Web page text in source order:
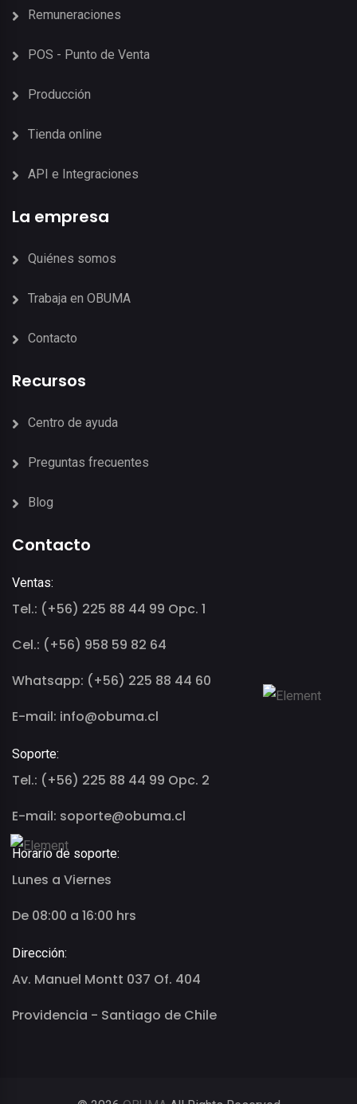
Remuneraciones
POS - Punto de Venta
Producción
Tienda online
API e Integraciones
La empresa
Quiénes somos
Trabaja en OBUMA
Contacto
Recursos
Centro de ayuda
Preguntas frecuentes
Blog
Contacto
Ventas:
Tel.: (+56) 225 88 44 99 Opc. 1
Cel.: (+56) 958 59 82 64
Whatsapp: (+56) 225 88 44 60
E-mail: info@obuma.cl
Soporte:
Tel.: (+56) 225 88 44 99 Opc. 2
E-mail: soporte@obuma.cl
Horario de soporte:
Lunes a Viernes
De 08:00 a 16:00 hrs
Dirección:
Av. Manuel Montt 037 Of. 404
Providencia - Santiago de Chile